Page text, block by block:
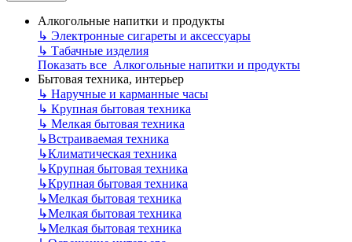
Алкогольные напитки и продукты
↳ Электронные сигареты и аксессуары
↳ Табачные изделия
Показать все Алкогольные напитки и продукты
Бытовая техника, интерьер
↳ Наручные и карманные часы
↳ Крупная бытовая техника
↳ Мелкая бытовая техника
↳Встраиваемая техника
↳Климатическая техника
↳Крупная бытовая техника
↳Крупная бытовая техника
↳Мелкая бытовая техника
↳Мелкая бытовая техника
↳Мелкая бытовая техника